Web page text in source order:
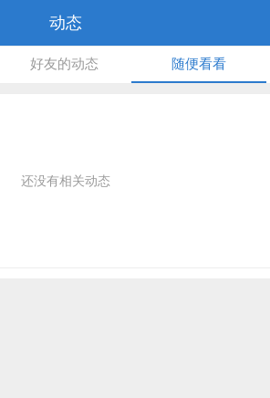
动态
好友的动态 随便看看
还没有相关动态